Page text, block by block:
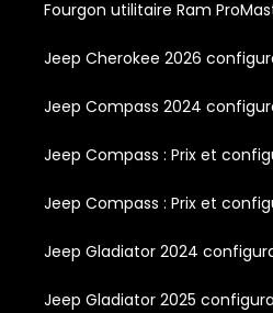
Fourgon utilitaire Ram
Jeep Cherokee 2026
Jeep Compass 2024
Jeep Compass : Prix et
Jeep Compass : Prix et
Jeep Gladiator 2024
Jeep Gladiator 2025